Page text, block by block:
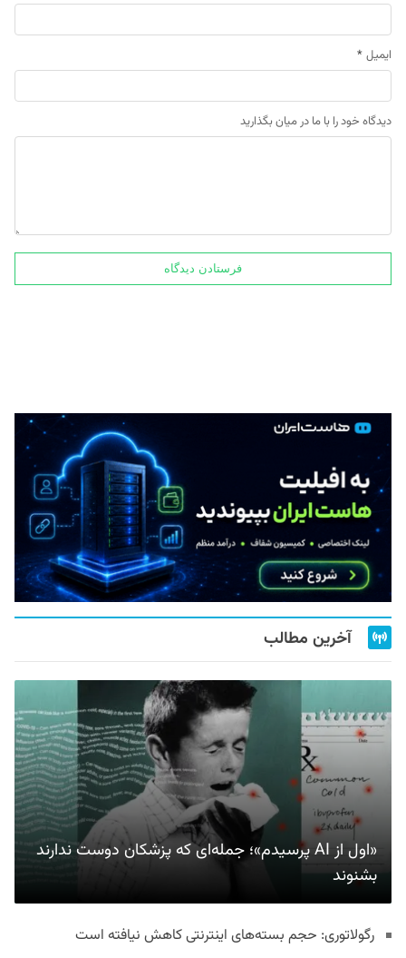
ایمیل *
دیدگاه خود را با ما در میان بگذارید
آخرین مطالب
«اول از AI پرسیدم»؛ جمله‌ای که پزشکان دوست ندارند
بشنوند
رگولاتوری: حجم بسته‌های اینترنتی کاهش نیافته است